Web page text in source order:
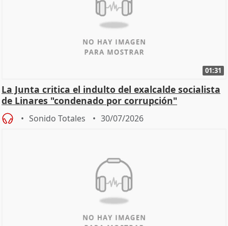
01:31
La Junta critica el indulto del exalcalde socialista
de Linares "condenado por corrupción"
Sonido Totales 30/07/2026